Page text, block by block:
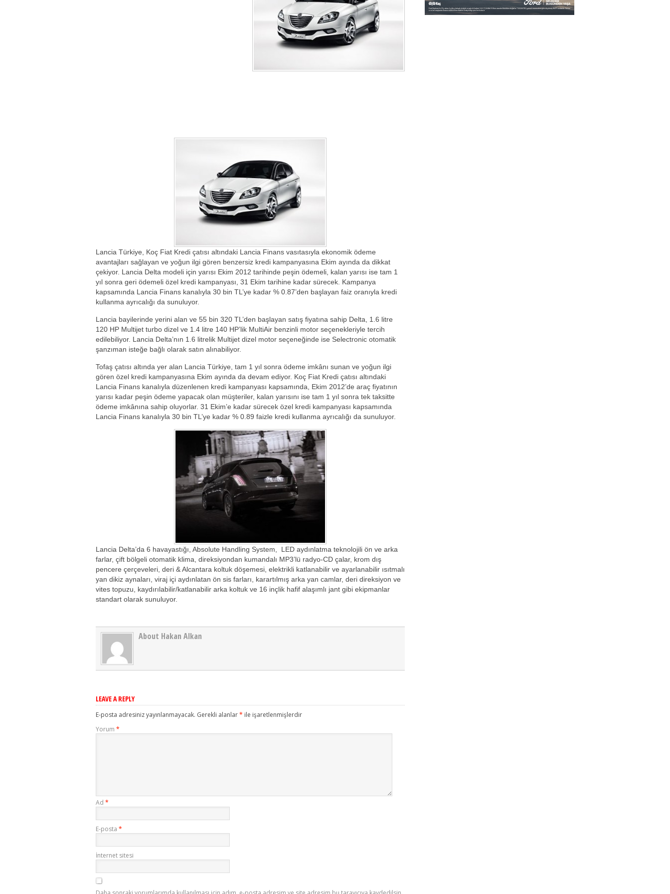
Lancia Türkiye, Koç Fiat Kredi çatısı altındaki Lancia Finans vasıtasıyla ekonomik ödeme
avantajları sağlayan ve yoğun ilgi gören benzersiz kredi kampanyasına Ekim ayında da dikkat
çekiyor. Lancia Delta modeli için yarısı Ekim 2012 tarihinde peşin ödemeli, kalan yarısı ise tam 1
yıl sonra geri ödemeli özel kredi kampanyası, 31 Ekim tarihine kadar sürecek. Kampanya
kapsamında Lancia Finans kanalıyla 30 bin TL’ye kadar % 0.87’den başlayan faiz oranıyla kredi
kullanma ayrıcalığı da sunuluyor.
Lancia bayilerinde yerini alan ve 55 bin 320 TL’den başlayan satış fiyatına sahip Delta, 1.6 litre
120 HP Multijet turbo dizel ve 1.4 litre 140 HP’lik MultiAir benzinli motor seçenekleriyle tercih
edilebiliyor. Lancia Delta’nın 1.6 litrelik Multijet dizel motor seçeneğinde ise Selectronic otomatik
şanzıman isteğe bağlı olarak satın alınabiliyor.
Tofaş çatısı altında yer alan Lancia Türkiye, tam 1 yıl sonra ödeme imkânı sunan ve yoğun ilgi
gören özel kredi kampanyasına Ekim ayında da devam ediyor. Koç Fiat Kredi çatısı altındaki
Lancia Finans kanalıyla düzenlenen kredi kampanyası kapsamında, Ekim 2012’de araç fiyatının
yarısı kadar peşin ödeme yapacak olan müşteriler, kalan yarısını ise tam 1 yıl sonra tek taksitte
ödeme imkânına sahip oluyorlar. 31 Ekim’e kadar sürecek özel kredi kampanyası kapsamında
Lancia Finans kanalıyla 30 bin TL’ye kadar % 0.89 faizle kredi kullanma ayrıcalığı da sunuluyor.
Lancia Delta’da 6 havayastığı, Absolute Handling System, LED aydınlatma teknolojili ön ve arka
farlar, çift bölgeli otomatik klima, direksiyondan kumandalı MP3’lü radyo-CD çalar, krom dış
pencere çerçeveleri, deri & Alcantara koltuk döşemesi, elektrikli katlanabilir ve ayarlanabilir ısıtmalı
yan dikiz aynaları, viraj içi aydınlatan ön sis farları, karartılmış arka yan camlar, deri direksiyon ve
vites topuzu, kaydırılabilir/katlanabilir arka koltuk ve 16 inçlik hafif alaşımlı jant gibi ekipmanlar
standart olarak sunuluyor.
About Hakan Alkan
LEAVE A REPLY
E-posta adresiniz yayınlanmayacak. Gerekli alanlar* ile işaretlenmişlerdir
Yorum *
Ad *
E-posta *
İnternet sitesi